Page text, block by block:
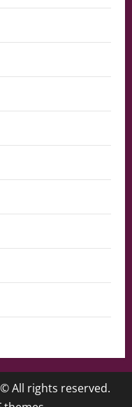
All rights reserved.